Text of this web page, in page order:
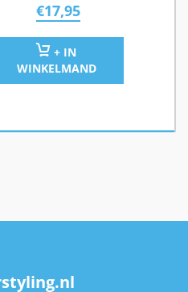
€17,95
+ IN
WINKELMAND